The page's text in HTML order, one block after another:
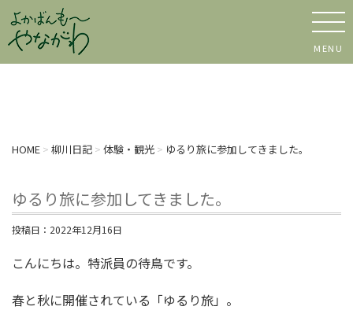
MENU
HOME > 柳川日記 > 体験・観光 > ゆるり旅に参加してきました。
ゆるり旅に参加してきました。
投稿日： 2022年12月16日
こんにちは。特派員の待鳥です。
春と秋に開催されている「ゆるり旅」。